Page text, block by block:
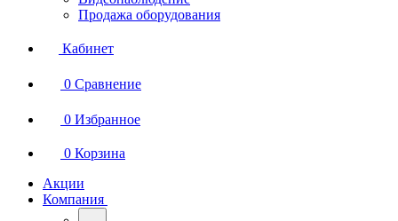
Продажа оборудования
Кабинет
0 Сравнение
0 Избранное
0 Корзина
Акции
Компания